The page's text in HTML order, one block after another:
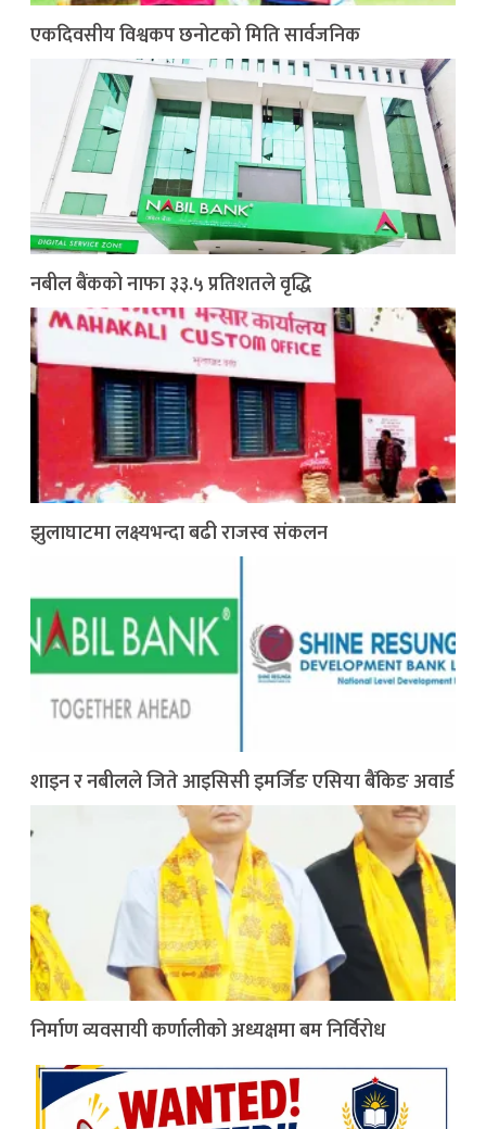
एकदिवसीय विश्वकप छनोटको मिति सार्वजनिक
नबील बैंकको नाफा ३३.५ प्रतिशतले वृद्धि
झुलाघाटमा लक्ष्यभन्दा बढी राजस्व संकलन
शाइन र नबीलले जिते आइसिसी इमर्जिङ एसिया बैंकिङ अवार्ड
निर्माण व्यवसायी कर्णालीको अध्यक्षमा बम निर्विरोध